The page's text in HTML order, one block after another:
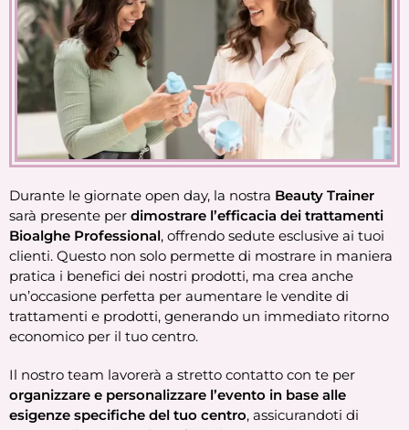
Durante le giornate open day, la nostra Beauty Trainer
sarà presente per dimostrare l’efficacia dei trattamenti
Bioalghe Professional, offrendo sedute esclusive ai tuoi
clienti. Questo non solo permette di mostrare in maniera
pratica i benefici dei nostri prodotti, ma crea anche
un’occasione perfetta per aumentare le vendite di
trattamenti e prodotti, generando un immediato ritorno
economico per il tuo centro.
Il nostro team lavorerà a stretto contatto con te per
organizzare e personalizzare l’evento in base alle
esigenze specifiche del tuo centro, assicurandoti di